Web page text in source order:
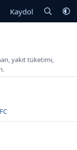
Kaydol
yakıt tüketimi,